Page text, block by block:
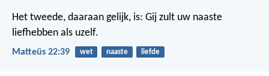
Het tweede, daaraan gelijk, is: Gij zult uw naaste
liefhebben als uzelf.
Matteüs 22:39 wet naaste liefde